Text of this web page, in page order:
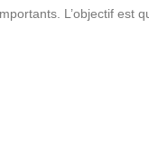
L’objectif est